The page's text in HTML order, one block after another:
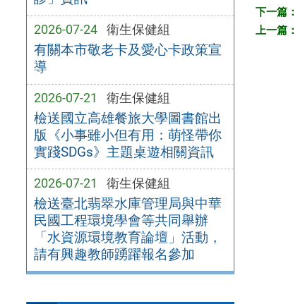
2026-07-24 衛生保健組
有關本市敬老卡及愛心卡政策宣
導
2026-07-21 衛生保健組
檢送國立高雄餐旅大學圖書館出
版《小事雖小但有用：萌怪帶你
實踐SDGs》主題桌遊相關資訊
2026-07-21 衛生保健組
檢送臺北翡翠水庫管理局與中華
民國工程環境學會等共同舉辦
「水資源環境教育論壇」活動，
請有興趣教師踴躍報名參加